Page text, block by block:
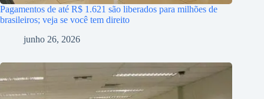
Pagamentos de até R$ 1.621 são liberados para milhões de
brasileiros; veja se você tem direito
junho 26, 2026